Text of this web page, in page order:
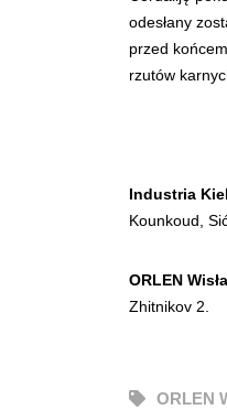
odesłany
przed
rzutów
Industria
Kounkoud,
ORLEN
Zhitnikov 2.
ORLEN